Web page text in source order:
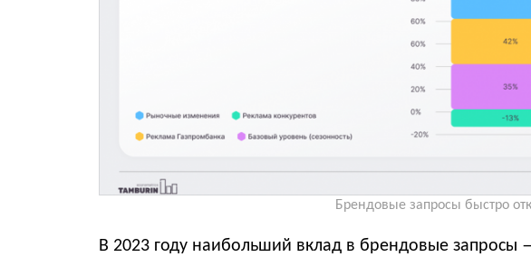
Брендовые запросы быстро
В 2023 году наибольший вклад в брендовые